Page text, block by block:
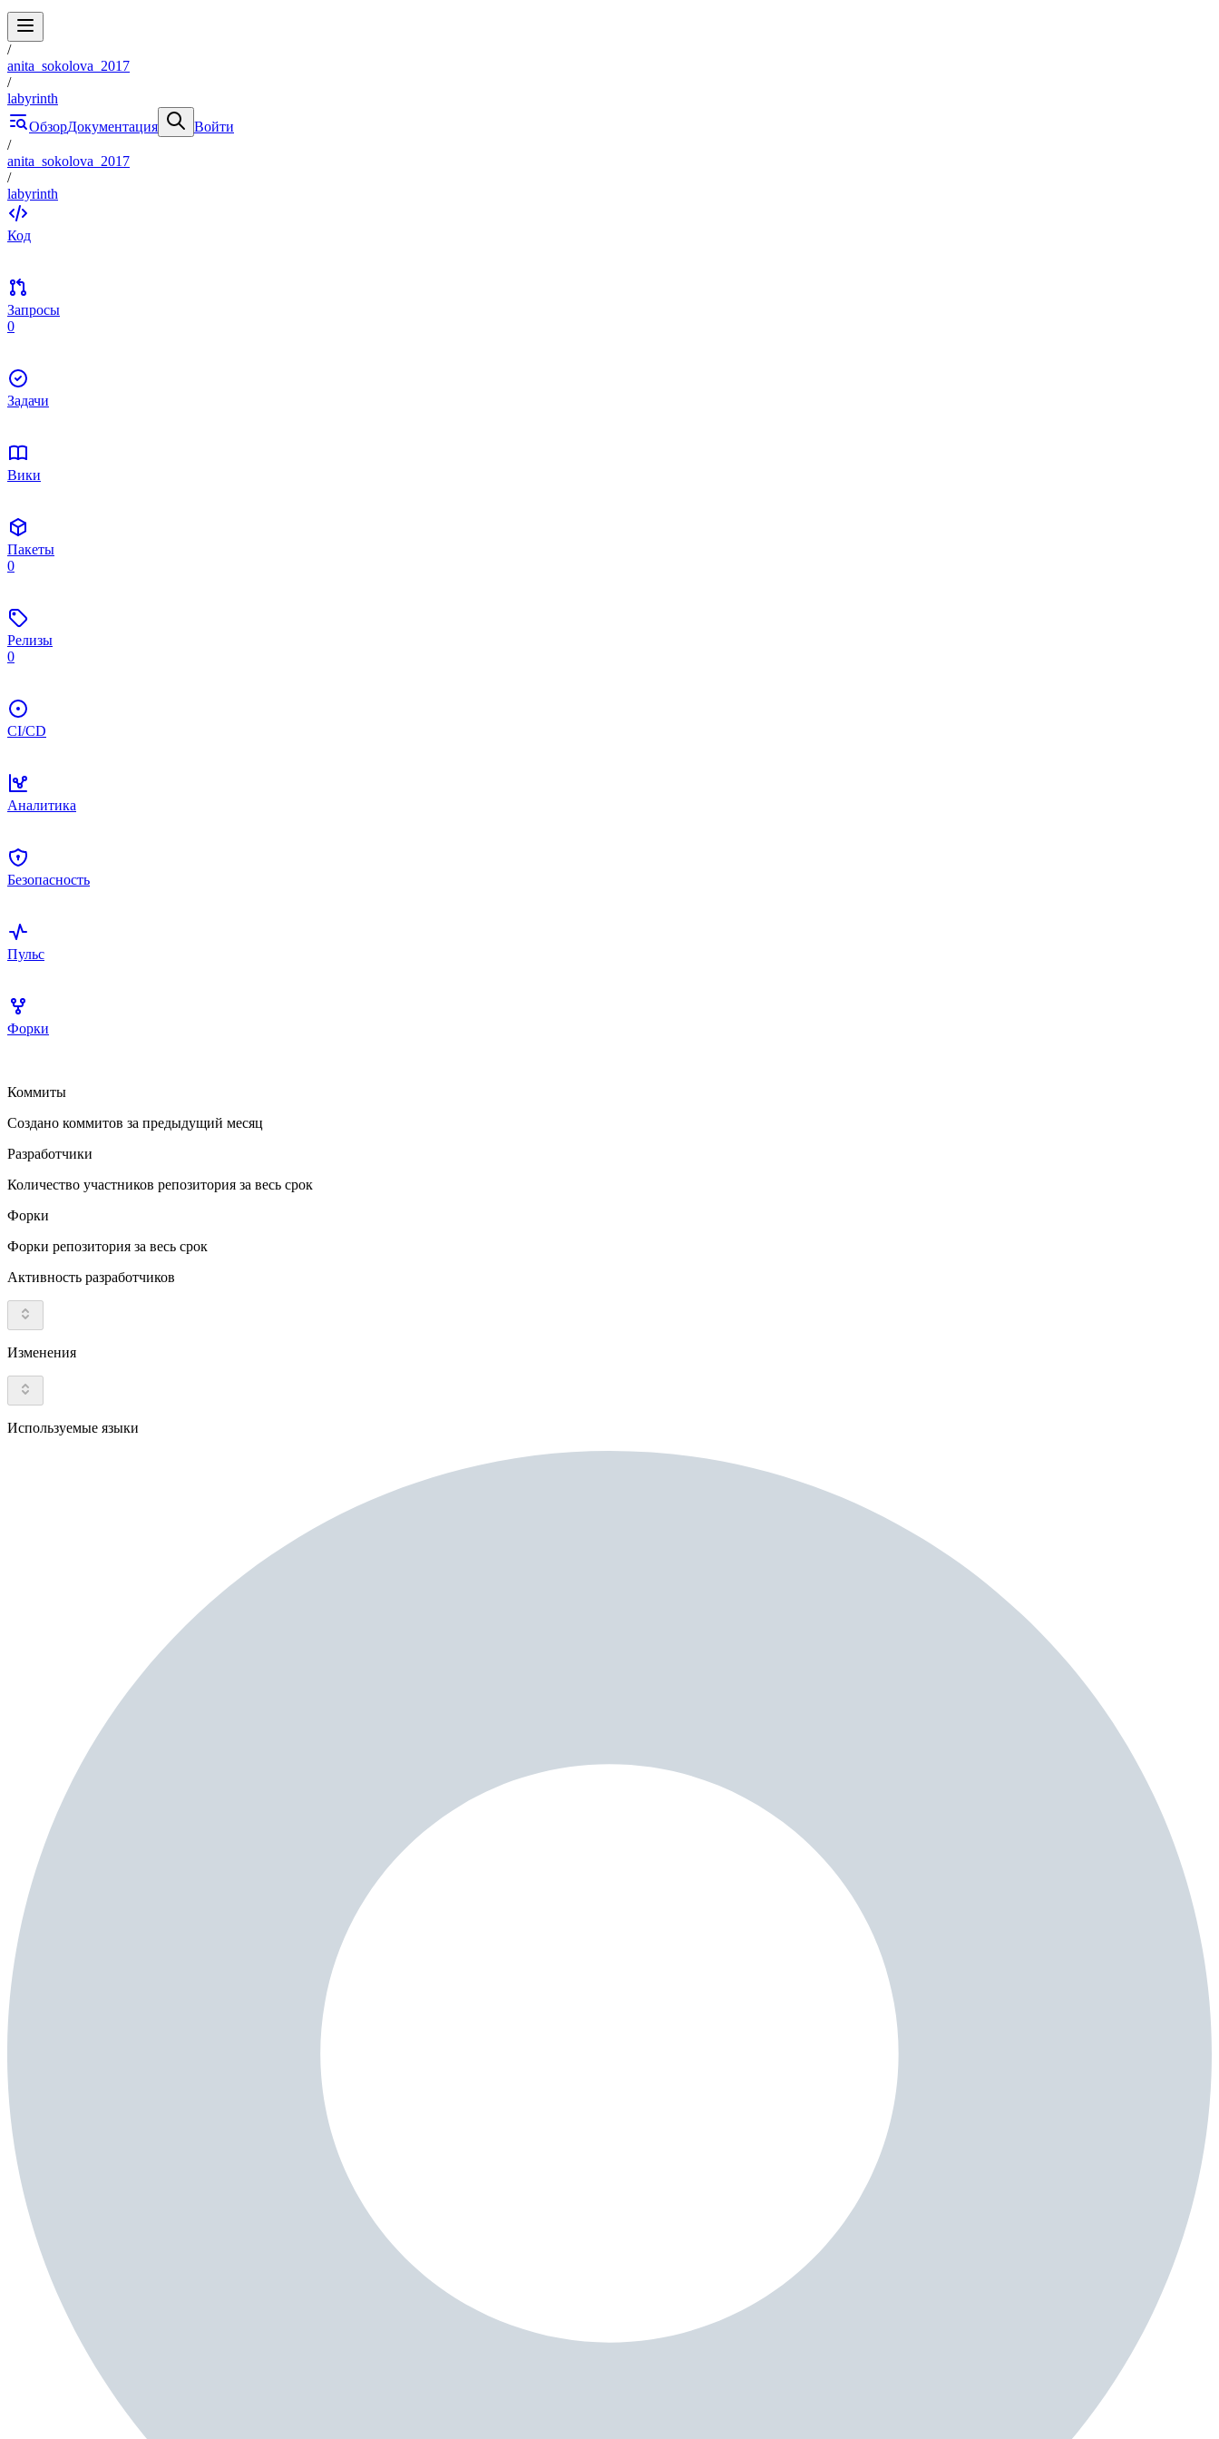
/
anita_sokolova_2017
/
labyrinth
ОбзорДокументация
Войти
/
anita_sokolova_2017
/
labyrinth
Код
Запросы
0
Задачи
Вики
Пакеты
0
Релизы
0
CI/CD
Аналитика
Безопасность
Пульс
Форки
Коммиты
Создано коммитов за предыдущий месяц
Разработчики
Количество участников репозитория за весь срок
Форки
Форки репозитория за весь срок
Активность разработчиков
Изменения
Используемые языки